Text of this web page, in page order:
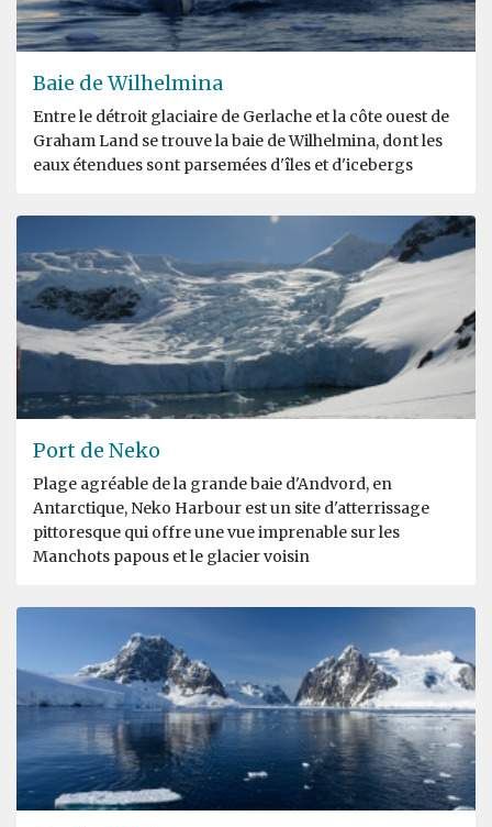
Baie de Wilhelmina
Entre le détroit glaciaire de Gerlache et la côte ouest de
Graham Land se trouve la baie de Wilhelmina, dont les
eaux étendues sont parsemées d'îles et d'icebergs
Port de Neko
Plage agréable de la grande baie d'Andvord, en
Antarctique, Neko Harbour est un site d'atterrissage
pittoresque qui offre une vue imprenable sur les
Manchots papous et le glacier voisin